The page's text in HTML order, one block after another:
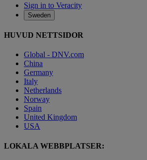
Sign in to Veracity
Sweden
HUVUD NETTSIDOR
Global - DNV.com
China
Germany
Italy
Netherlands
Norway
Spain
United Kingdom
USA
LOKALA WEBBPLATSER: